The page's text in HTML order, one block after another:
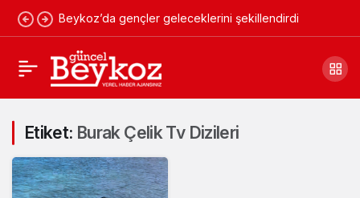
Beykoz’da gençler geleceklerini şekillendirdi
Etiket: Burak Çelik Tv Dizileri